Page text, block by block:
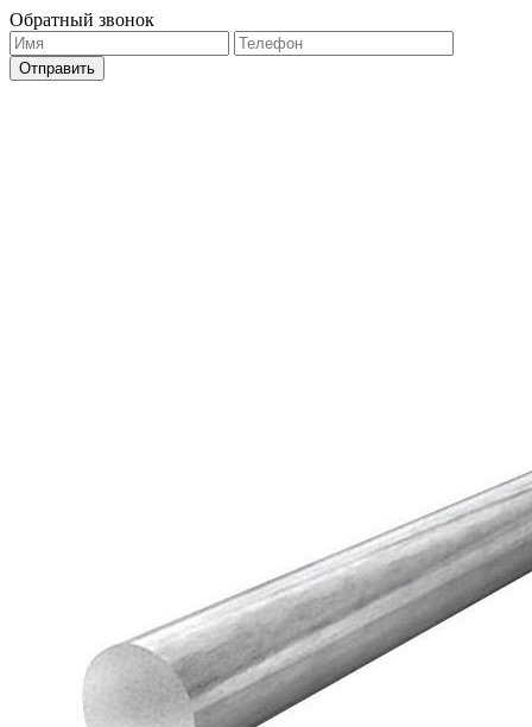
Обратный звонок